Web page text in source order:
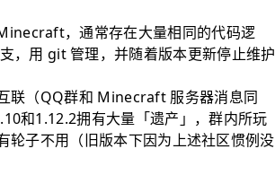
，通常存在大量相同的代码逻
，用 git 管理，并随着版本更新停止维护
联（QQ群和 Minecraft 服务器消息同
和1.12.2拥有大量「遗产」，群内所玩
轮子不用（旧版本下因为上述社区惯例没